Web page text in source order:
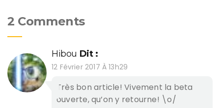
2 Comments
Hibou Dit :
12 Février 2017 À 13h29
Très bon article! Vivement la beta
ouverte, qu’on y retourne! \o/